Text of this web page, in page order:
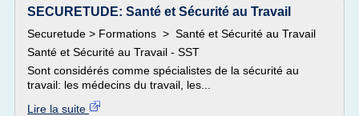
SECURETUDE: Santé et Sécurité au Travail
Securetude > Formations > Santé et Sécurité au Travail
Santé et Sécurité au Travail - SST
Sont considérés comme spécialistes de la sécurité au
travail: les médecins du travail, les...
Lire la suite